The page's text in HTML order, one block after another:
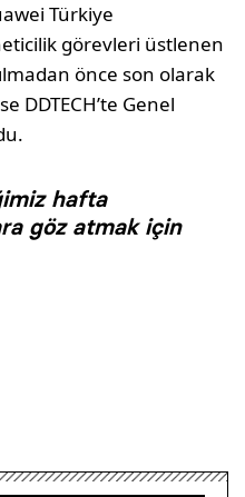
Türkiye
görevleri üstlenen
önce son olarak
DDTECH’te Genel
hafta
göz atmak için